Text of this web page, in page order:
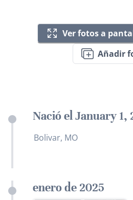
Ver fotos a
Añadir
Nació el January 1,
Bolivar, MO
enero de 2025